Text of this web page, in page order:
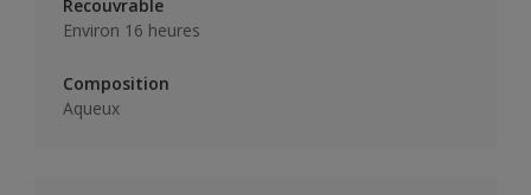
Recouvrable
Environ 16 heures
Composition
Aqueux